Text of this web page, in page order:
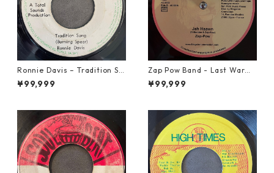
Ronnie Davis – Tradition So
ng【7-22003】
¥99,999
Zap Pow Band - Last War【1
2-50056】
¥99,999